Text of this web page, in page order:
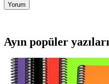
Yorum
Ayın popüler yazıları